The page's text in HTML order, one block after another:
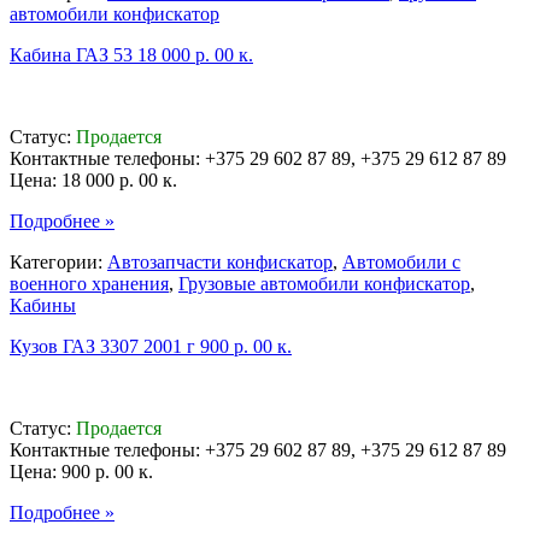
автомобили конфискатор
Кабина ГАЗ 53 18 000 р. 00 к.
Статус: Продается
Контактные телефоны: +375 29 602 87 89, +375 29 612 87 89
Цена: 18 000 р. 00 к.
Подробнее »
Категории: Автозапчасти конфискатор, Автомобили с
военного хранения, Грузовые автомобили конфискатор,
Кабины
Кузов ГАЗ 3307 2001 г 900 р. 00 к.
Статус: Продается
Контактные телефоны: +375 29 602 87 89, +375 29 612 87 89
Цена: 900 р. 00 к.
Подробнее »